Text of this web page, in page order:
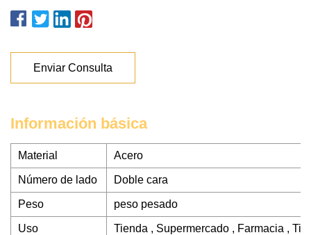
Enviar Consulta
Información básica
Material Acero
Número de lado Doble cara
Peso peso pesado
Uso Tienda , Supermercado , Farmacia ,